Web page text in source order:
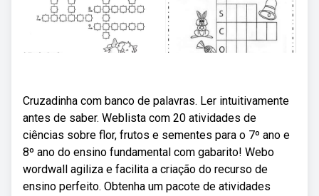
Cruzadinha com banco de palavras. Ler intuitivamente
antes de saber. Weblista com 20 atividades de
ciências sobre flor, frutos e sementes para o 7º ano e
8º ano do ensino fundamental com gabarito! Webo
wordwall agiliza e facilita a criação do recurso de
ensino perfeito. Obtenha um pacote de atividades